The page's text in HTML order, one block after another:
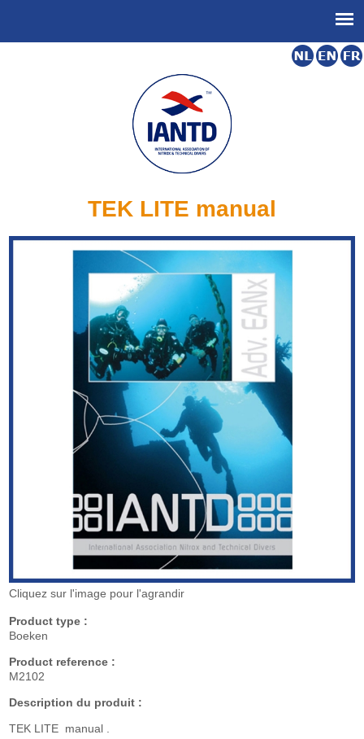
TEK LITE manual
Cliquez sur l'image pour l'agrandir
Product type :
Boeken
Product reference :
M2102
Description du produit :
TEK LITE manual .